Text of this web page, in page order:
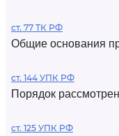
ст. 77 ТК РФ
Общие основания
ст. 144 УПК РФ
Порядок
ст. 125 УПК РФ